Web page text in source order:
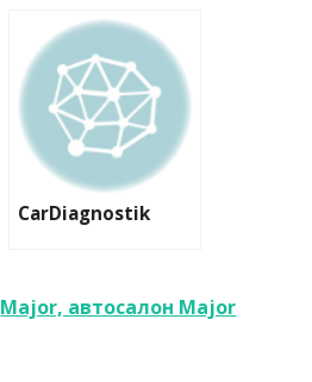
CarDiagnostik
Major, автосалон Major